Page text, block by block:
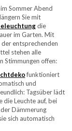
Sommer Abend
Sie mit
die
im Garten. Mit
entsprechenden
stehen alle
Stimmungen offen:
funktioniert
und
Tagsüber lädt
die Leuchte auf, bei
Dämmerung
sich automatisch